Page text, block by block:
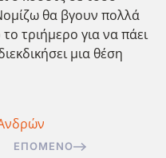
θα βγουν πολλά
τριήμερο για να πάει
μια θέση
ΕΠΌΜΕΝΟ